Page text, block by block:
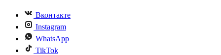
Вконтакте
Instagram
WhatsApp
TikTok